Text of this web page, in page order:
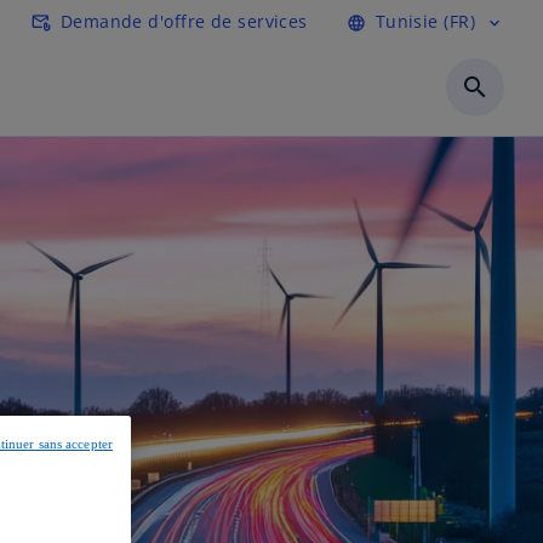
attach_email Demande d'offre de services language Tunisie (FR) expand_more
search
sans accepter